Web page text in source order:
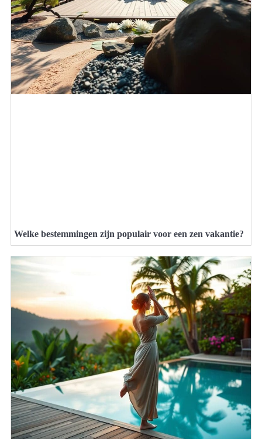
Welke bestemmingen zijn populair voor een zen vakantie?